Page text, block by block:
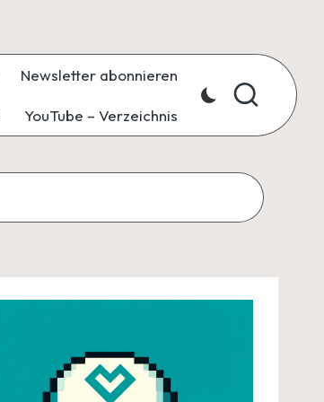
Newsletter abonnieren
YouTube – Verzeichnis